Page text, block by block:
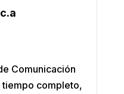
Comunicación
completo,